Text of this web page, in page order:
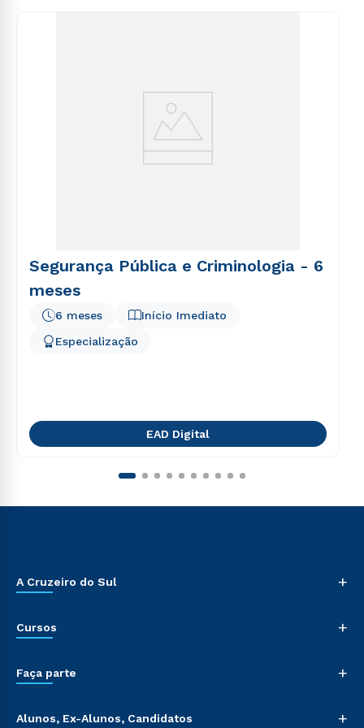
Segurança Pública e Criminologia - 6
meses
Início Imediato
6 meses
Especialização
EAD Digital
A Cruzeiro do Sul +
Cursos +
Faça parte +
Alunos, Ex-Alunos, Candidatos +